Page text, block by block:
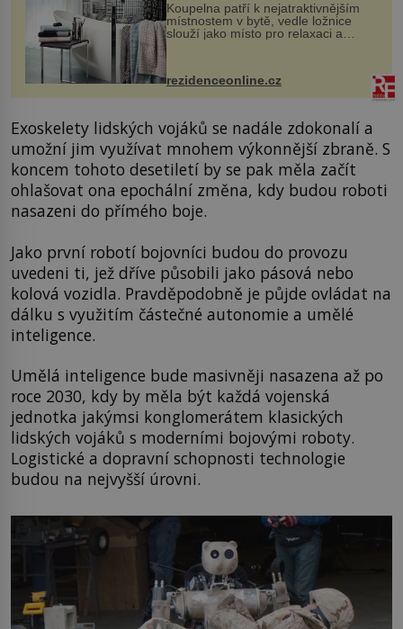
Koupelna patří k nejatraktivnějším
místnostem v bytě, vedle ložnice
slouží jako místo pro relaxaci a
odpočinek. Koupelnový textil –
ručníky, osušky a koberečky –
mohou jako mávnutím kouzelného
proutku...
rezidenceonline.cz
Exoskelety lidských vojáků se nadále zdokonalí a
umožní jim využívat mnohem výkonnější zbraně. S
koncem tohoto desetiletí by se pak měla začít
ohlašovat ona epochální změna, kdy budou roboti
nasazeni do přímého boje.
Jako první robotí bojovníci budou do provozu
uvedeni ti, jež dříve působili jako pásová nebo
kolová vozidla. Pravděpodobně je půjde ovládat na
dálku s využitím částečné autonomie a umělé
inteligence.
Umělá inteligence bude masivněji nasazena až po
roce 2030, kdy by měla být každá vojenská
jednotka jakýmsi konglomerátem klasických
lidských vojáků s moderními bojovými roboty.
Logistické a dopravní schopnosti technologie
budou na nejvyšší úrovni.